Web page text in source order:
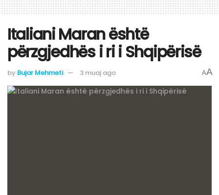
Italiani Maran është
përzgjedhës i ri i Shqipërisë
by Bujar Mehmeti 3 muaj ago AA